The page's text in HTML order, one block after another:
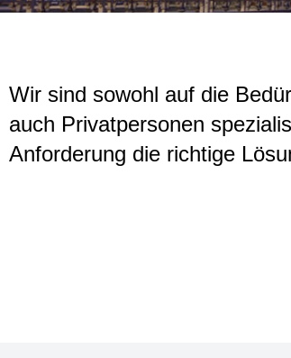
Wir sind sowohl auf die
auch Privatpersonen
Anforderung die richtige